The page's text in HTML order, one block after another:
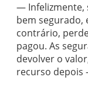
— Infelizmente,
bem segurado,
contrário,
pagou. As
devolver o
recurso depois